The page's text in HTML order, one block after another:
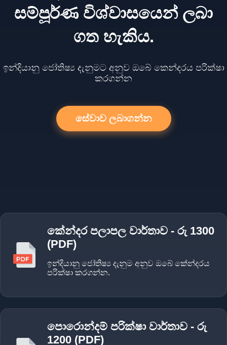
සම්පූර්ණ විශ්වාසයෙන් ලබා
ගත හැකිය.
ඉන්දියානු ජෝතිෂ්‍ය දැනුමට අනුව ඔබේ කෙන්දරය පරික්ෂා
කරගන්න
සේවාව ලබාගන්න
කේන්දර පලාපල වාර්තාව - රු 1300
(PDF)
ඉන්දියානු ජෝතිෂ්‍ය දැනුම අනුව ඔබේ කේන්දරය
පරික්ෂා කරගන්න.
පොරොන්දම් පරික්ෂා වාර්තාව - රු
1200 (PDF)